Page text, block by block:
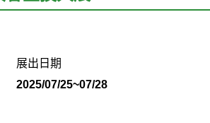
展出日期
2025/07/25~07/28